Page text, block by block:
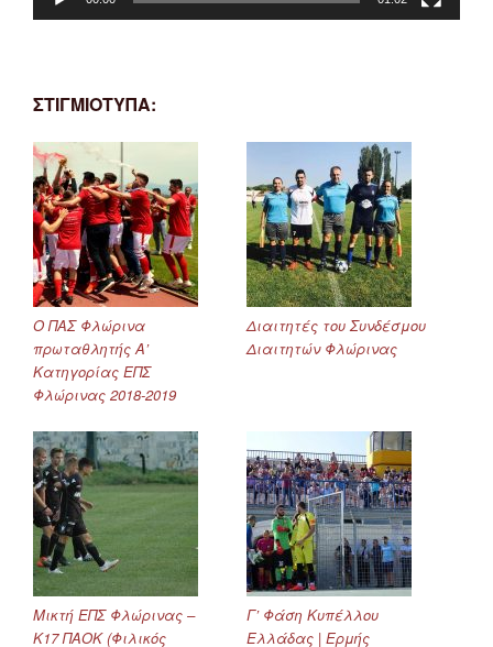
ΣΤΙΓΜΙΟΤΥΠΑ:
Ο ΠΑΣ Φλώρινα
πρωταθλητής Α’
Κατηγορίας ΕΠΣ
Φλώρινας 2018-2019
Διαιτητές του Συνδέσμου
Διαιτητών Φλώρινας
Μικτή ΕΠΣ Φλώρινας –
Κ17 ΠΑΟΚ (Φιλικός
Γ’ Φάση Κυπέλλου
Ελλάδας | Ερμής